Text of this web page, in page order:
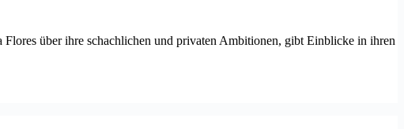
über ihre schachlichen und privaten Ambitionen, gibt Einblicke in ihren